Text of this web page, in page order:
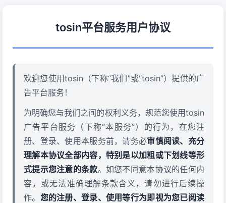
tosin平台服务用户协议
欢迎您使用tosin（下称“我们”或“tosin”）提供的广
告平台服务！
为明确您与我们之间的权利义务，规范您使用tosin
广告平台服务（下称“本服务”）的行为，在您注
册、登录、使用本服务前，请务必审慎阅读、充分
理解本协议全部内容，特别是以加粗或下划线等形
式提示您注意的条款。如您不同意本协议的任何内
容，或无法准确理解条款含义，请勿进行后续操
作。 您的注册、登录、使用等行为即视为您已阅读